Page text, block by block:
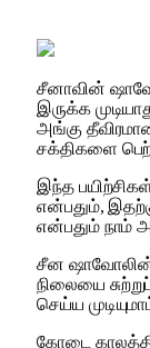
சீனாவின்
இருக்க
அங்கு
சக்திகளை
இந்த
என்பதும்,
என்பதும் நாம்
சீன ஷாவோலின்
நிலையை
செய்ய
கோடை